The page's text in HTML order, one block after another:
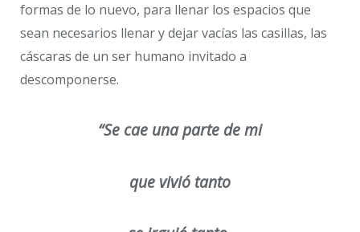
formas de lo nuevo, para llenar los espacios que
sean necesarios llenar y dejar vacías las casillas, las
cáscaras de un ser humano invitado a
descomponerse.
“Se cae una parte de mi
que vivió tanto